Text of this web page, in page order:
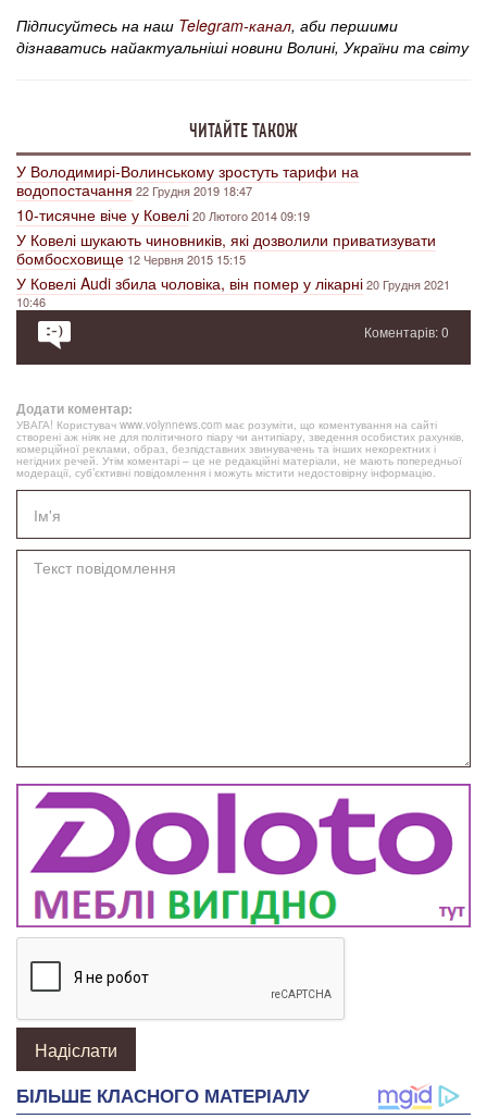
Підписуйтесь на наш Telegram-канал, аби першими
дізнаватись найактуальніші новини Волині, України та світу
ЧИТАЙТЕ ТАКОЖ
У Володимирі-Волинському зростуть тарифи на
водопостачання22 Грудня 2019 18:47
10-тисячне віче у Ковелі20 Лютого 2014 09:19
У Ковелі шукають чиновників, які дозволили приватизувати
бомбосховище 12 Червня 2015 15:15
У Ковелі Audi збила чоловіка, він помер у лікарні20 Грудня 2021
10:46
Коментарів: 0
Додати коментар:
УВАГА! Користувач www.volynnews.com має розуміти, що коментування на сайті
створені аж ніяк не для політичного піару чи антипіару, зведення особистих рахунків,
комерційної реклами, образ, безпідставних звинувачень та інших некоректних і
негідних речей. Утім коментарі – це не редакційні матеріали, не мають попередньої
модерації, суб’єктивні повідомлення і можуть містити недостовірну інформацію.